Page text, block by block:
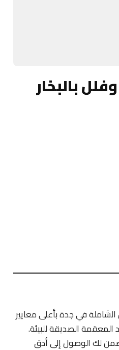
بالبخار
في جدة بأعلى معايير
المعقمة الصديقة للبيئة.
لك الوصول إلى أدق